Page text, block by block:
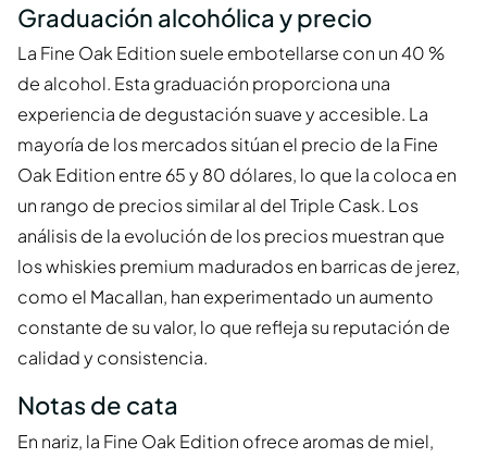
Graduación alcohólica y precio
La Fine Oak Edition suele embotellarse con un 40 %
de alcohol. Esta graduación proporciona una
experiencia de degustación suave y accesible. La
mayoría de los mercados sitúan el precio de la Fine
Oak Edition entre 65 y 80 dólares, lo que la coloca en
un rango de precios similar al del Triple Cask. Los
análisis de la evolución de los precios muestran que
los whiskies premium madurados en barricas de jerez,
como el Macallan, han experimentado un aumento
constante de su valor, lo que refleja su reputación de
calidad y consistencia.
Notas de cata
En nariz, la Fine Oak Edition ofrece aromas de miel,